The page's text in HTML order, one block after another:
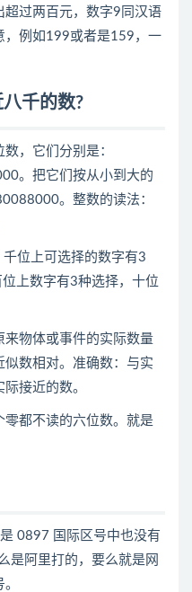
超过两百元，数字9同汉语
，例如199或者是159，一
千的数?
，它们分别是：
。把它们按从小到大的
。整数的读法：
位上可选择的数字有3
上数字有3种选择，十位
来物体或事件的实际数量
数相对。准确数：与实
接近的数。
都不读的六位数。就是
0897 国际区号中也没有
是阿里打的，要么就是网